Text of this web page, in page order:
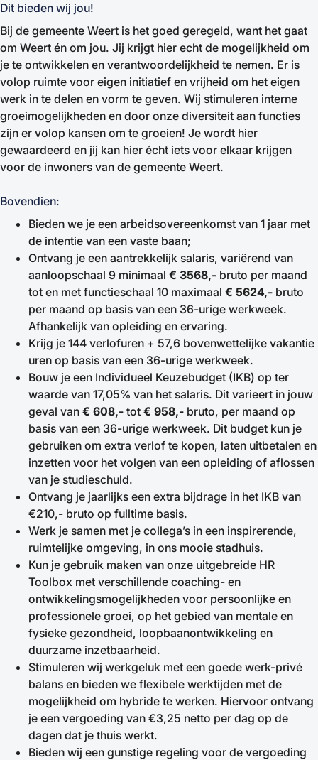
Dit bieden wij jou!
Bij de gemeente Weert is het goed geregeld, want het gaat
om Weert én om jou. Jij krijgt hier echt de mogelijkheid om
je te ontwikkelen en verantwoordelijkheid te nemen. Er is
volop ruimte voor eigen initiatief en vrijheid om het eigen
werk in te delen en vorm te geven. Wij stimuleren interne
groeimogelijkheden en door onze diversiteit aan functies
zijn er volop kansen om te groeien! Je wordt hier
gewaardeerd en jij kan hier écht iets voor elkaar krijgen
voor de inwoners van de gemeente Weert.
Bovendien:
Bieden we je een arbeidsovereenkomst van 1 jaar met
de intentie van een vaste baan;
Ontvang je een aantrekkelijk salaris, variërend van
aanloopschaal 9 minimaal € 3568,- bruto per maand
tot en met functieschaal 10 maximaal € 5624,- bruto
per maand op basis van een 36-urige werkweek.
Afhankelijk van opleiding en ervaring.
Krijg je 144 verlofuren + 57,6 bovenwettelijke vakantie
uren op basis van een 36-urige werkweek.
Bouw je een Individueel Keuzebudget (IKB) op ter
waarde van 17,05% van het salaris. Dit varieert in jouw
geval van € 608,- tot € 958,- bruto, per maand op
basis van een 36-urige werkweek. Dit budget kun je
gebruiken om extra verlof te kopen, laten uitbetalen en
inzetten voor het volgen van een opleiding of aflossen
van je studieschuld.
Ontvang je jaarlijks een extra bijdrage in het IKB van
€210,- bruto op fulltime basis.
Werk je samen met je collega’s in een inspirerende,
ruimtelijke omgeving, in ons mooie stadhuis.
Kun je gebruik maken van onze uitgebreide HR
Toolbox met verschillende coaching- en
ontwikkelingsmogelijkheden voor persoonlijke en
professionele groei, op het gebied van mentale en
fysieke gezondheid, loopbaanontwikkeling en
duurzame inzetbaarheid.
Stimuleren wij werkgeluk met een goede werk-privé
balans en bieden we flexibele werktijden met de
mogelijkheid om hybride te werken. Hiervoor ontvang
je een vergoeding van €3,25 netto per dag op de
dagen dat je thuis werkt.
Bieden wij een gunstige regeling voor de vergoeding